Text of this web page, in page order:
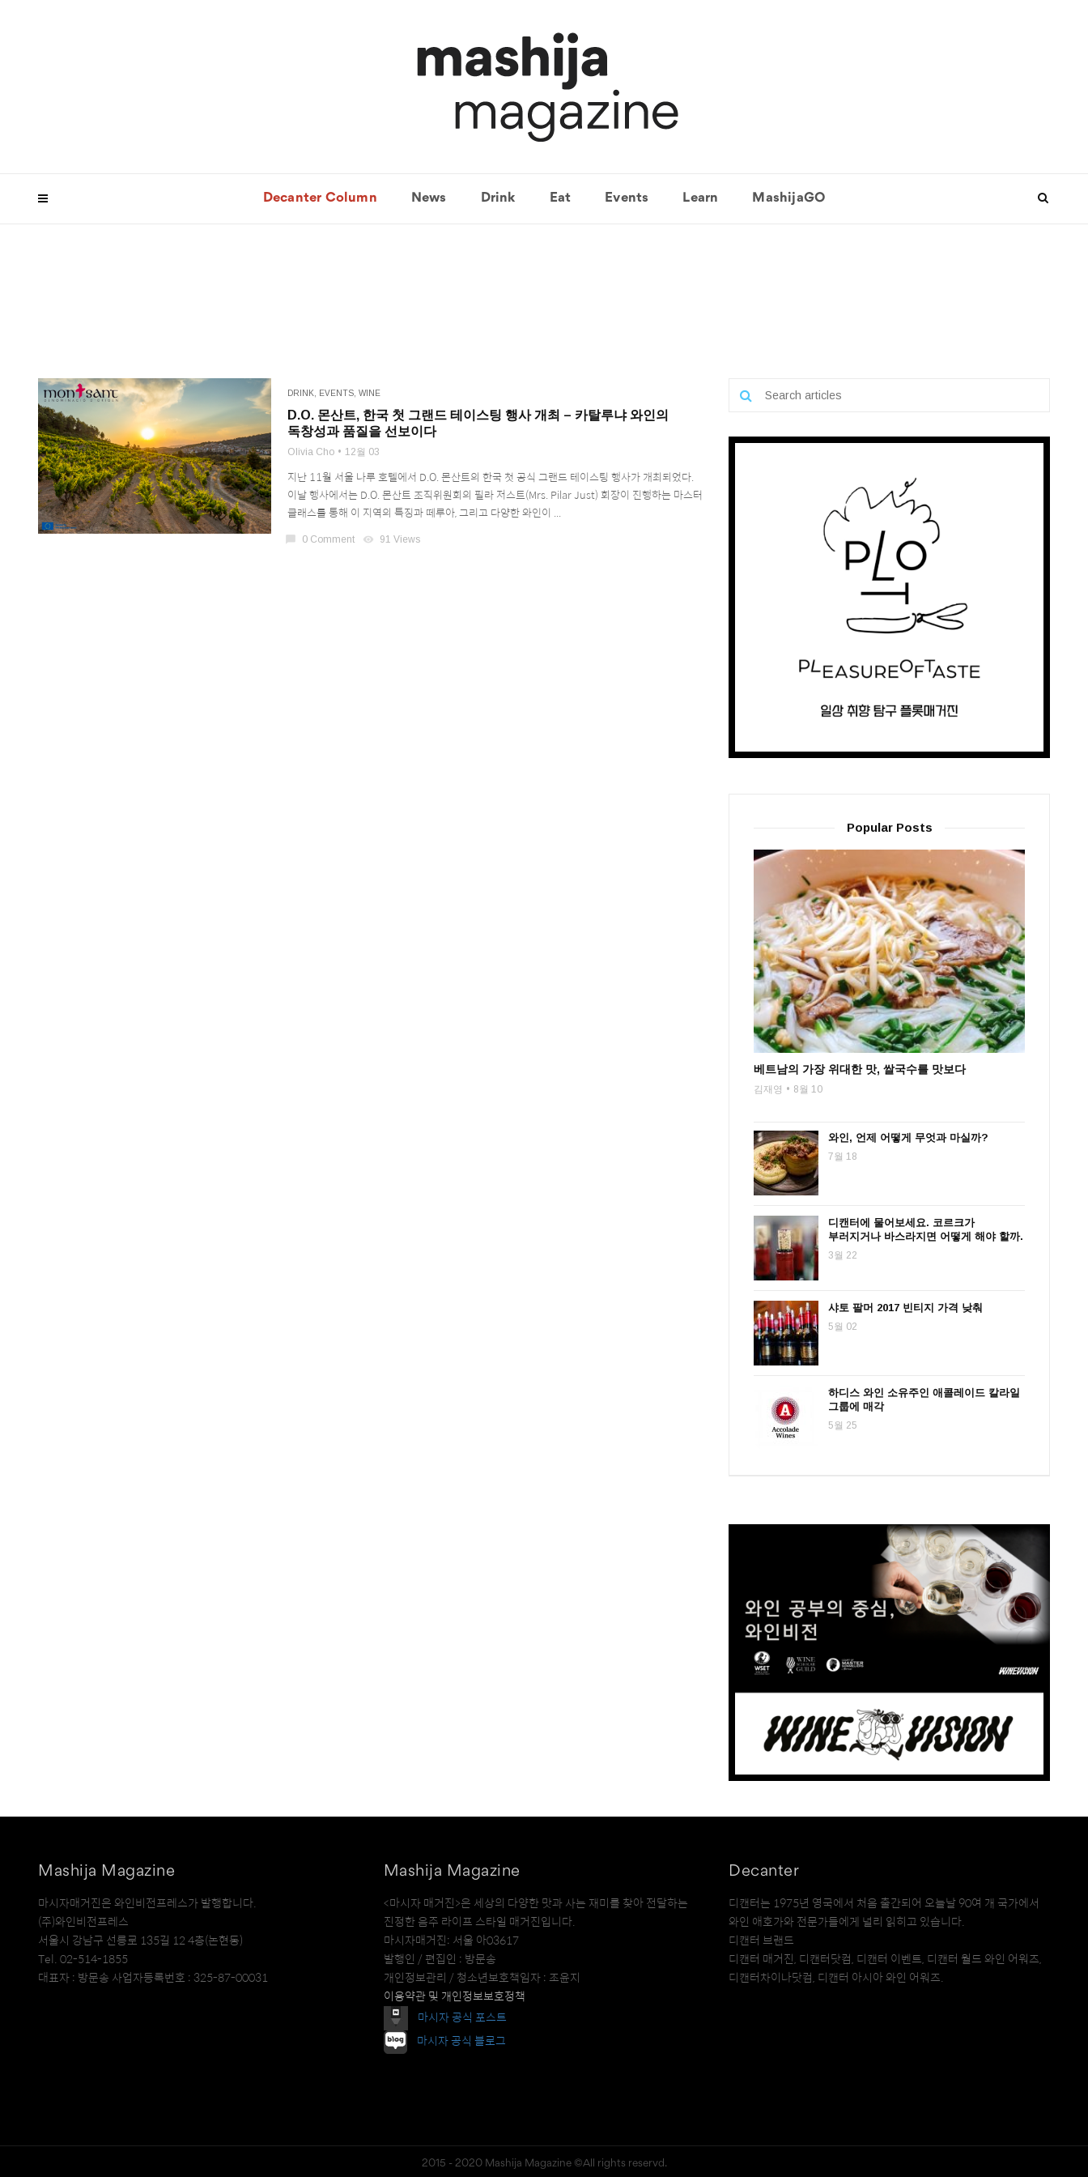
Decanter Column News Drink Eat Events Learn MashijaGO
DRINK EVENTS WINE
D.O. 몬산트, 한국 첫 그랜드 테이스팅 행사 개최 – 카탈루냐 와인의
독창성과 품질을 선보이다
Olivia Cho 12월 03
지난 11월 서울 나루 호텔에서 D.O. 몬산트의 한국 첫 공식 그랜드 테이스팅 행사가 개최되었다.
이날 행사에서는 D.O. 몬산트 조직위원회의 필라 저스트(Mrs. Pilar Just) 회장이 진행하는 마스터
클래스를 통해 이 지역의 특징과 떼루아, 그리고 다양한 와인이 ...
chat_bubble 0 Comment visibility 91 Views
Popular Posts
베트남의 가장 위대한 맛, 쌀국수를 맛보다
김재영 8월 10
와인, 언제 어떻게 무엇과 마실까?
7월 18
디캔터에 물어보세요. 코르크가
부러지거나 바스라지면 어떻게 해야 할까.
3월 22
샤토 팔머 2017 빈티지 가격 낮춰
5월 02
하디스 와인 소유주인 애콜레이드 칼라일
그룹에 매각
5월 25
Mashija Magazine
마시자매거진은 와인비전프레스가 발행합니다.
(주)와인비전프레스
서울시 강남구 선릉로 135길 12 4층(논현동)
Tel. 02-514-1855
대표자 : 방문송 사업자등록번호 : 325-87-00031
Mashija Magazine
<마시자 매거진>은 세상의 다양한 맛과 사는 재미를 찾아 전달하는
진정한 음주 라이프 스타일 매거진입니다.
마시자매거진: 서울 아03617
발행인 / 편집인 : 방문송
개인정보관리 / 청소년보호책임자 : 조윤지
이용약관 및 개인정보보호정책
마시자 공식 포스트
마시자 공식 블로그
Decanter
디캔터는 1975년 영국에서 처음 출간되어 오늘날 90여 개 국가에서
와인 애호가와 전문가들에게 널리 읽히고 있습니다.
디캔터 브랜드
디캔터 매거진, 디캔터닷컴, 디캔터 이벤트, 디캔터 월드 와인 어워즈,
디캔터차이나닷컴, 디캔터 아시아 와인 어워즈.
2015 - 2020 Mashija Magazine ©All rights reservd.